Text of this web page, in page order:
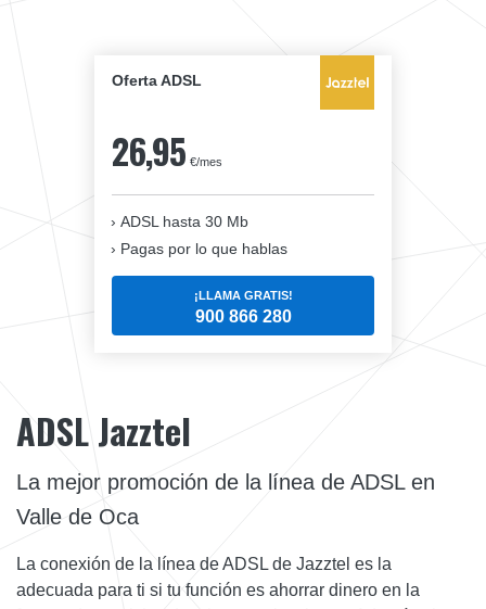
Oferta ADSL
26,95 €/mes
ADSL hasta 30 Mb
Pagas por lo que hablas
¡LLAMA GRATIS!
900 866 280
ADSL Jazztel
La mejor promoción de la línea de ADSL en
Valle de Oca
La conexión de la línea de ADSL de Jazztel es la
adecuada para ti si tu función es ahorrar dinero en la